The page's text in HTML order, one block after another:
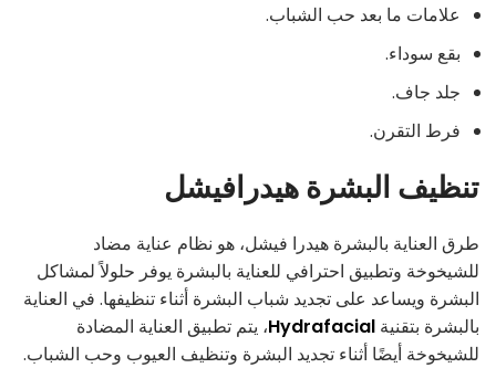
علامات ما بعد حب الشباب.
بقع سوداء.
جلد جاف.
فرط التقرن.
تنظيف البشرة هيدرافيشل
طرق العناية بالبشرة هيدرا فيشل، هو نظام عناية مضاد
للشيخوخة وتطبيق احترافي للعناية بالبشرة يوفر حلولاً لمشاكل
البشرة ويساعد على تجديد شباب البشرة أثناء تنظيفها. في العناية
بالبشرة بتقنية Hydrafacial، يتم تطبيق العناية المضادة
للشيخوخة أيضًا أثناء تجديد البشرة وتنظيف العيوب وحب الشباب.